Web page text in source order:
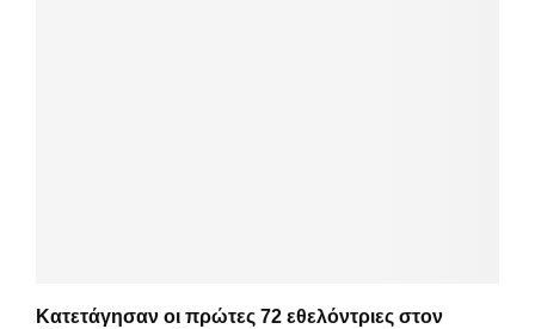
Κατετάγησαν οι πρώτες 72 εθελόντριες στον